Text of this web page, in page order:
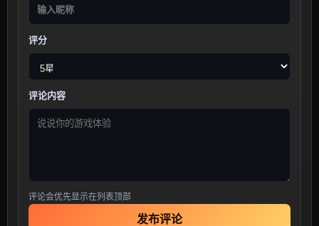
评分
评论内容
评论会优先显示在列表顶部
发布评论